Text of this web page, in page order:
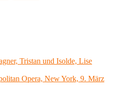
Tristan und Isolde, Lise
Opera, New York, 9. März